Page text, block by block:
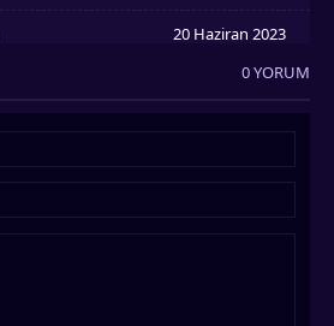
20 Haziran 2023
24 Haziran 2023
0 YORUM